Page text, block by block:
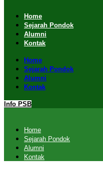
Home
Sejarah Pondok
Alumni
Kontak
Home
Sejarah Pondok
Alumni
Kontak
Info PSB
Home
Sejarah Pondok
Alumni
Kontak